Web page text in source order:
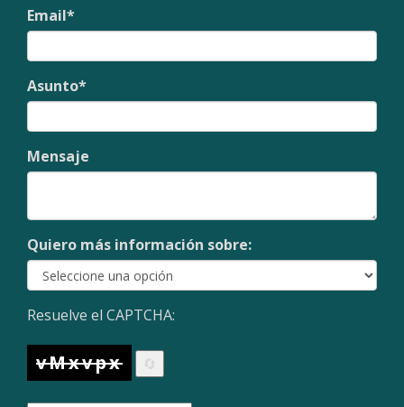
Email*
Asunto*
Mensaje
Quiero más información sobre:
Resuelve el CAPTCHA:
vMxvpx